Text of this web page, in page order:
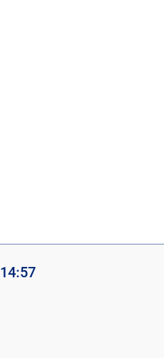
14:57